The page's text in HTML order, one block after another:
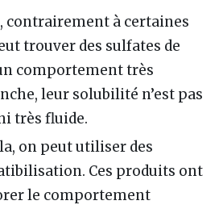
contrairement à certaines
trouver des sulfates de
comportement très
leur solubilité n’est pas
très fluide.
on peut utiliser des
Ces produits ont
le comportement